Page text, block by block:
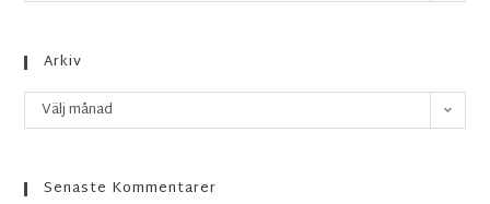
Arkiv
Välj månad
Senaste Kommentarer